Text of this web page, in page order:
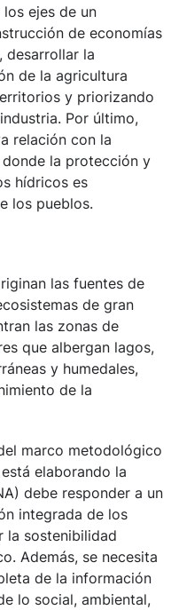
ejes de un
de economías
desarrollar la
de la agricultura
y priorizando
Por último,
relación con la
donde la protección y
hídricos es
los pueblos.
las fuentes de
de gran
las zonas de
que albergan lagos,
y humedales,
de la
marco metodológico
elaborando la
debe responder a un
integrada de los
la sostenibilidad
Además, se necesita
de la información
lo social, ambiental,